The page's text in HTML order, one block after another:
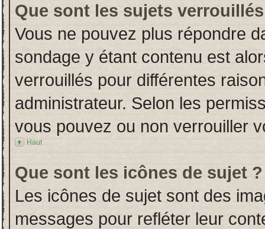
Que sont les sujets
Vous ne pouvez plus répondre
sondage y étant contenu est
verrouillés pour différentes
administrateur. Selon les
vous pouvez ou non verrouiller
Haut
Que sont les icônes de sujet ?
Les icônes de sujet sont des
messages pour refléter leur